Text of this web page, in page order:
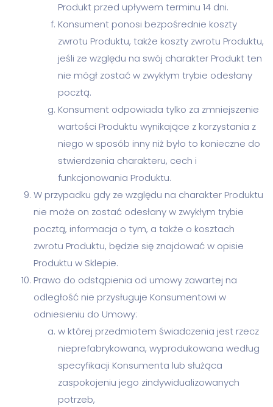
Produkt przed upływem terminu 14 dni.
Konsument ponosi bezpośrednie koszty
zwrotu Produktu, także koszty zwrotu Produktu,
jeśli ze względu na swój charakter Produkt ten
nie mógł zostać w zwykłym trybie odesłany
pocztą.
Konsument odpowiada tylko za zmniejszenie
wartości Produktu wynikające z korzystania z
niego w sposób inny niż było to konieczne do
stwierdzenia charakteru, cech i
funkcjonowania Produktu.
W przypadku gdy ze względu na charakter Produktu
nie może on zostać odesłany w zwykłym trybie
pocztą, informacja o tym, a także o kosztach
zwrotu Produktu, będzie się znajdować w opisie
Produktu w Sklepie.
Prawo do odstąpienia od umowy zawartej na
odległość nie przysługuje Konsumentowi w
odniesieniu do Umowy:
w której przedmiotem świadczenia jest rzecz
nieprefabrykowana, wyprodukowana według
specyfikacji Konsumenta lub służąca
zaspokojeniu jego zindywidualizowanych
potrzeb,